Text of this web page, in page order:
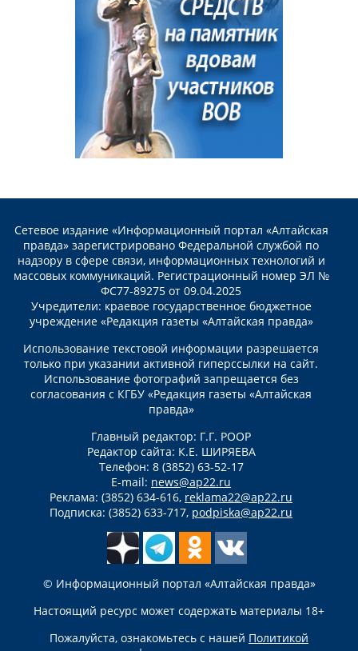
Сетевое издание «Информационный портал «Алтайская
правда» зарегистрировано Федеральной службой по
надзору в сфере связи, информационных технологий и
массовых коммуникаций. Регистрационный номер ЭЛ №
ФС77-89275 от 09.04.2025
Учредители: краевое государственное бюджетное
учреждение «Редакция газеты «Алтайская правда»
Использование текстовой информации разрешается
только при указании активной гиперссылки на сайт.
Использование фотографий запрещается без
согласования с КГБУ «Редакция газеты «Алтайская
правда»
Главный редактор: Г.Г. РООР
Редактор сайта: К.Е. ШИРЯЕВА
Телефон: 8 (3852) 63-52-17
E-mail: news@ap22.ru
Реклама: (3852) 634-616, reklama22@ap22.ru
Подписка: (3852) 633-717, podpiska@ap22.ru
© Информационный портал «Алтайская правда»
Настоящий ресурс может содержать материалы 18+
Пожалуйста, ознакомьтесь с нашей Политикой